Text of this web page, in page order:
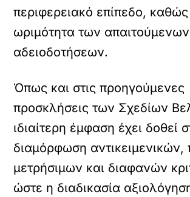
περιφερειακό επίπεδο, καθώς
ωριμότητα των απαιτούμενων
αδειοδοτήσεων.
Όπως και στις προηγούμενες
προσκλήσεις των Σχεδίων
ιδιαίτερη έμφαση έχει δοθεί
διαμόρφωση
μετρήσιμων και διαφανών
ώστε η διαδικασία